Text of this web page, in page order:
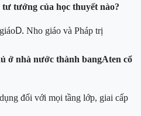
tưởng của học thuyết nào?
D. Nho giáo và Pháp trị
ở nhà nước thành bangAten cổ
đối với mọi tầng lớp, giai cấp